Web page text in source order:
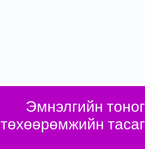
Эмнэлгийн тоног
төхөөрөмжийн тасаг